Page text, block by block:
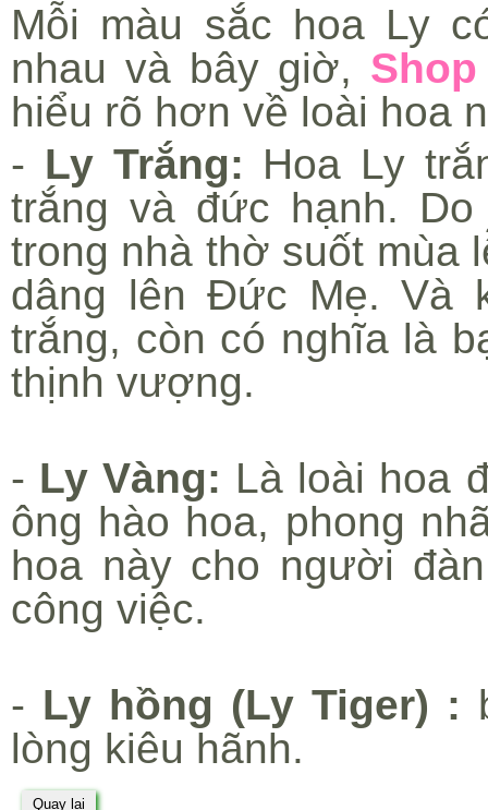
Mỗi màu sắc hoa Ly
nhau và bây giờ,
hiểu rõ hơn về loài hoa
- Ly Trắng: Hoa Ly
trắng và đức hạnh.
trong nhà thờ suốt mùa
dâng lên Đức Mẹ. Và
trắng, còn có nghĩa là
thịnh vượng.
- Ly Vàng: Là loài hoa
ông hào hoa, phong
hoa này cho người
công việc.
- Ly hồng (Ly Tiger) :
lòng kiêu hãnh.